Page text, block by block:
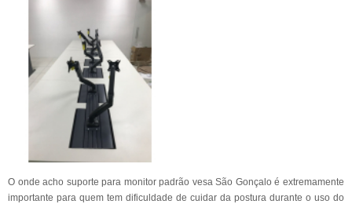
O onde acho suporte para monitor padrão vesa São Gonçalo é extremamente
importante para quem tem dificuldade de cuidar da postura durante o uso do